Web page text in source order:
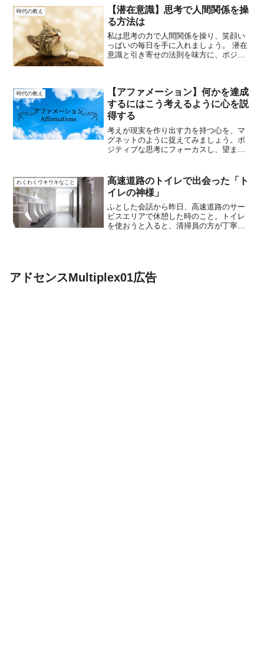
通じて得られるのは...
時代の教え
【潜在意識】思考で人間関係を操
る方法は
私は思考の力で人間関係を操り、笑顔い
っぱいの毎日を手に入れましょう。 潜在
意識と引き寄せの法則を味方に、ポジテ
思考の力にあります...
時代の教え
【アファメーション】何かを達成
するにはこう考えるように心を説
得する
考えが現実を作り出す力を持つ心を、マ
グネットのように捉えてみましょう。ポ
ジティブな思考にフォーカスし、望まし
る法則である引力の基本理念を紹介。思
考の焦点が生活、仕事...
わくわくウキウキなこと
高速道路のトイレで出会った「ト
イレの神様」
ふとした会話から昨日、高速道路のサー
ビスエリアで休憩した時のこと。トイレ
を使おうと入ると、清掃員の方が丁寧に
アドセンスMultiplex01広告